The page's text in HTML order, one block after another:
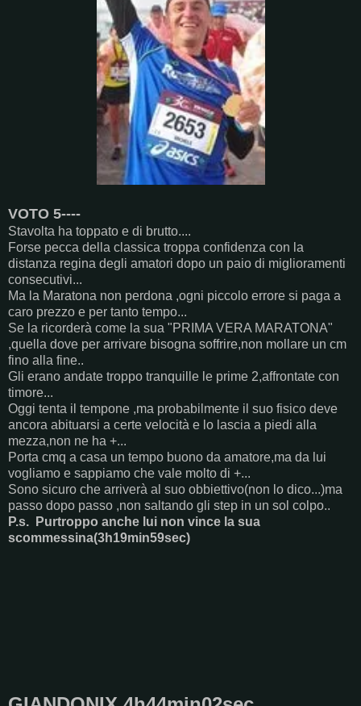
VOTO 5----
Stavolta ha toppato e di brutto....
Forse pecca della classica troppa confidenza con la
distanza regina degli amatori dopo un paio di miglioramenti
consecutivi...
Ma la Maratona non perdona ,ogni piccolo errore si paga a
caro prezzo e per tanto tempo...
Se la ricorderà come la sua "PRIMA VERA MARATONA"
,quella dove per arrivare bisogna soffrire,non mollare un cm
fino alla fine..
Gli erano andate troppo tranquille le prime 2,affrontate con
timore...
Oggi tenta il tempone ,ma probabilmente il suo fisico deve
ancora abituarsi a certe velocità e lo lascia a piedi alla
mezza,non ne ha +...
Porta cmq a casa un tempo buono da amatore,ma da lui
vogliamo e sappiamo che vale molto di +...
Sono sicuro che arriverà al suo obbiettivo(non lo dico...)ma
passo dopo passo ,non saltando gli step in un sol colpo..
P.s. Purtroppo anche lui non vince la sua
scommessina(3h19min59sec)